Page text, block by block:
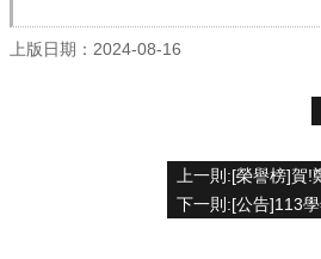
回
首
上版日期：2024-08-16